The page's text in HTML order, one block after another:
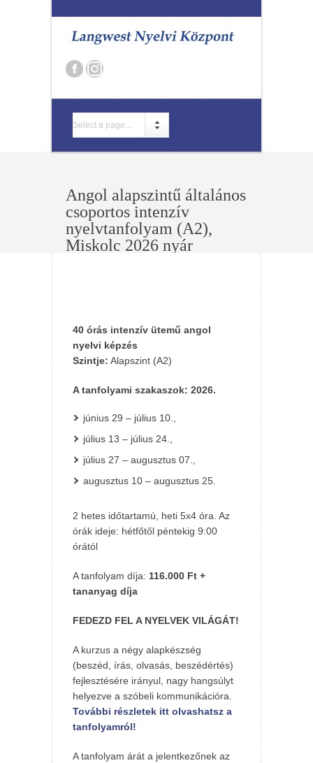
Select a page...
Angol alapszintű általános
csoportos intenzív
nyelvtanfolyam (A2),
Miskolc 2026 nyár
40 órás intenzív ütemű angol
nyelvi képzés
Szintje: Alapszint (A2)
A tanfolyami szakaszok: 2026.
június 29 – július 10.,
július 13 – július 24.,
július 27 – augusztus 07.,
augusztus 10 – augusztus 25.
2 hetes időtartamú, heti 5x4 óra. Az
órák ideje: hétfőtől péntekig 9:00
órától
A tanfolyam díja: 116.000 Ft +
tananyag díja
FEDEZD FEL A NYELVEK VILÁGÁT!
A kurzus a négy alapkészség
(beszéd, írás, olvasás, beszédértés)
fejlesztésére irányul, nagy hangsúlyt
helyezve a szóbeli kommunikációra.
További részletek itt olvashatsz a
tanfolyamról!
A tanfolyam árát a jelentkezőnek az